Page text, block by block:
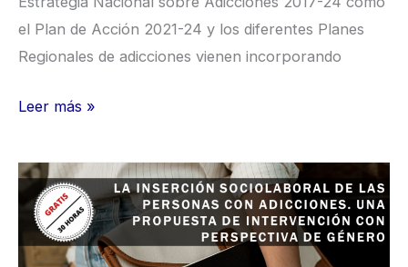
el Plan de Acción 2021-24 y los diferentes Planes
Regionales de adicciones vienen incorporando
Leer más »
Curso
“La
inserción
sociolaboral